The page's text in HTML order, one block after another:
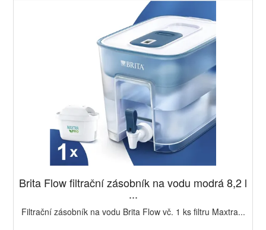
Brita Flow filtrační zásobník na vodu modrá 8,2 l
...
Filtrační zásobník na vodu Brita Flow vč. 1 ks filtru Maxtra...